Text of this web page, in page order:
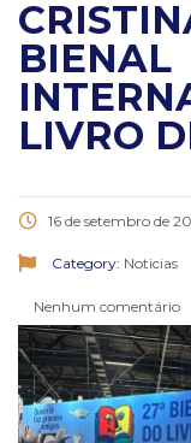
BIENAL
LIVRO
16 de setembro de
Category: Noticias
Nenhum comentário